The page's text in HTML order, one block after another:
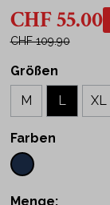
CHF 55.00
CHF 109.90
Größen
L
M XL
Farben
Menge: